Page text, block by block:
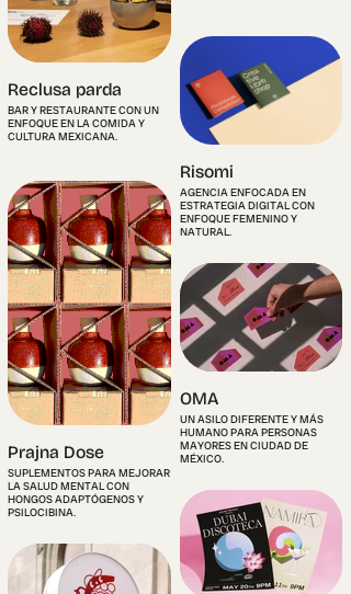
Reclusa parda
BAR Y RESTAURANTE CON UN
ENFOQUE EN LA COMIDA Y
CULTURA MEXICANA.
Risomi
AGENCIA ENFOCADA EN
ESTRATEGIA DIGITAL CON
ENFOQUE FEMENINO Y
NATURAL.
Prajna Dose
SUPLEMENTOS PARA MEJORAR
LA SALUD MENTAL CON
HONGOS ADAPTÓGENOS Y
PSILOCIBINA.
OMA
UN ASILO DIFERENTE Y MÁS
HUMANO PARA PERSONAS
MAYORES EN CIUDAD DE
MÉXICO.